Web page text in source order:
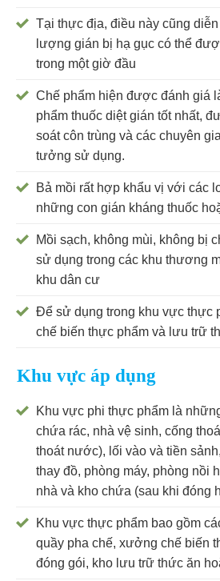
Tại thực địa, điều này cũng
lượng gián bị hạ gục có thể
trong một giờ đầu
Chế phẩm hiện được đánh giá
phẩm thuốc diệt gián tốt nhất,
soát côn trùng và các chuyên
tưởng sử dụng.
Bả mồi rất hợp khẩu vị với các
những con gián kháng thuốc
Mồi sạch, không mùi, không bị
sử dụng trong các khu thương
khu dân cư
Để sử dụng trong khu vực thực
chế biến thực phẩm và lưu trữ
Khu vực áp dụng
Khu vực phi thực phẩm là
chứa rác, nhà vệ sinh, cống
thoát nước), lối vào và tiền
thay đồ, phòng máy, phòng nồi
nhà và kho chứa (sau khi đóng
Khu vực thực phẩm bao gồm
quầy pha chế, xưởng chế biến
đóng gói, kho lưu trữ thức ăn